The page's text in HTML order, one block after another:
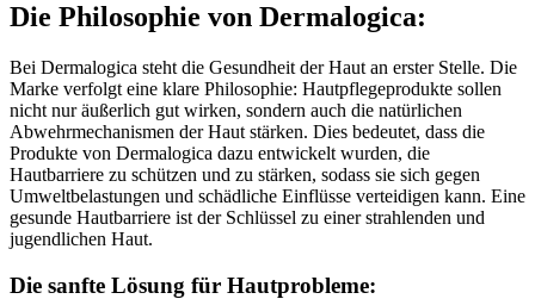
Die Philosophie von Dermalogica:
Bei Dermalogica steht die Gesundheit der Haut an erster Stelle. Die
Marke verfolgt eine klare Philosophie: Hautpflegeprodukte sollen
nicht nur äußerlich gut wirken, sondern auch die natürlichen
Abwehrmechanismen der Haut stärken. Dies bedeutet, dass die
Produkte von Dermalogica dazu entwickelt wurden, die
Hautbarriere zu schützen und zu stärken, sodass sie sich gegen
Umweltbelastungen und schädliche Einflüsse verteidigen kann. Eine
gesunde Hautbarriere ist der Schlüssel zu einer strahlenden und
jugendlichen Haut.
Die sanfte Lösung für Hautprobleme: